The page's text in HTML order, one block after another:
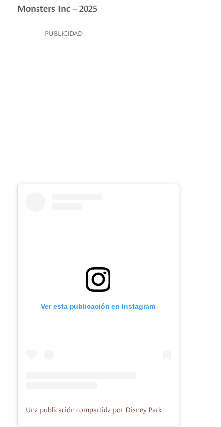
Monsters Inc – 2025
PUBLICIDAD
Ver esta publicación en Instagram